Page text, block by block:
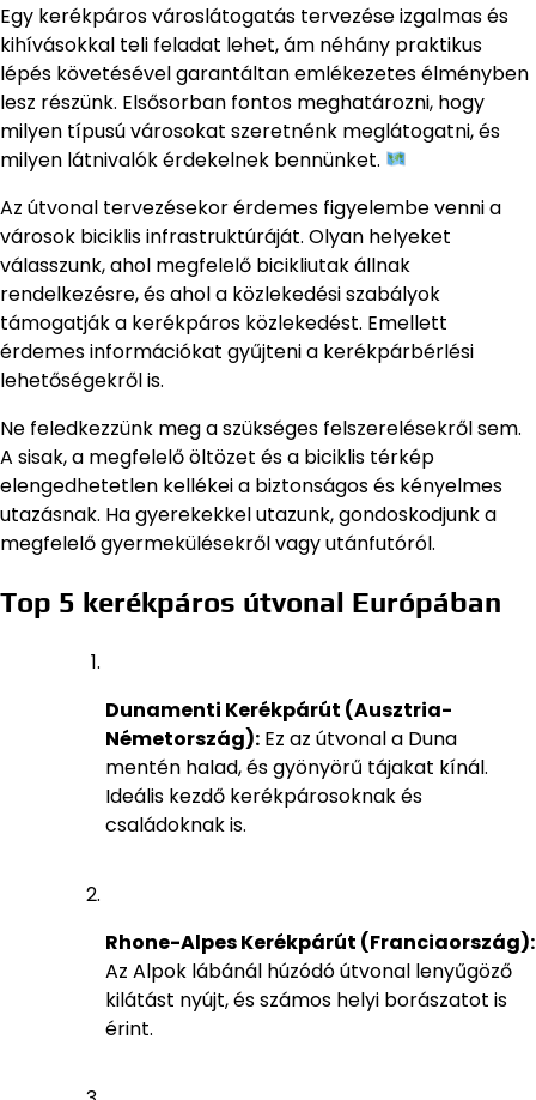
Egy kerékpáros városlátogatás tervezése izgalmas és
kihívásokkal teli feladat lehet, ám néhány praktikus
lépés követésével garantáltan emlékezetes élményben
lesz részünk. Elsősorban fontos meghatározni, hogy
milyen típusú városokat szeretnénk meglátogatni, és
milyen látnivalók érdekelnek bennünket.
Az útvonal tervezésekor érdemes figyelembe venni a
városok biciklis infrastruktúráját. Olyan helyeket
válasszunk, ahol megfelelő bicikliutak állnak
rendelkezésre, és ahol a közlekedési szabályok
támogatják a kerékpáros közlekedést. Emellett
érdemes információkat gyűjteni a kerékpárbérlési
lehetőségekről is.
Ne feledkezzünk meg a szükséges felszerelésekről sem.
A sisak, a megfelelő öltözet és a biciklis térkép
elengedhetetlen kellékei a biztonságos és kényelmes
utazásnak. Ha gyerekekkel utazunk, gondoskodjunk a
megfelelő gyermekülésekről vagy utánfutóról.
Top 5 kerékpáros útvonal Európában
Dunamenti Kerékpárút (Ausztria-
Németország): Ez az útvonal a Duna
mentén halad, és gyönyörű tájakat kínál.
Ideális kezdő kerékpárosoknak és
családoknak is.
Rhone-Alpes Kerékpárút (Franciaország):
Az Alpok lábánál húzódó útvonal lenyűgöző
kilátást nyújt, és számos helyi borászatot is
érint.